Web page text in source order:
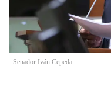
Senador Iván Cepeda